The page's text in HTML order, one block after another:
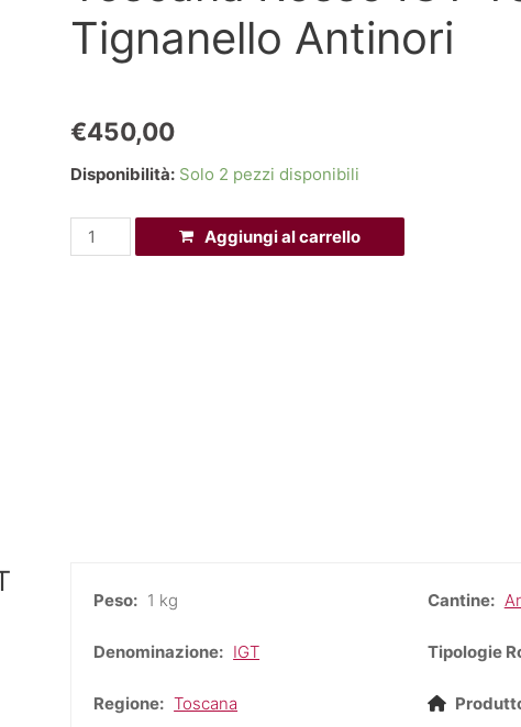
Tignanello Antinori
€450,00
Disponibilità: Solo 2 pezzi disponibili
"Tignanello"
2003
Aggiungi al carrello
Peso: 1 kg Cantine:
Denominazione: IGT Tipologie
Regione: Toscana